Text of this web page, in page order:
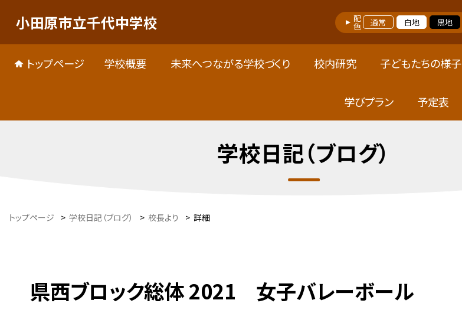
小田原市立千代中学校 配色 通常 白地 黒地
トップページ 学校概要 未来へつながる学校づくり 校内研究 子どもたちの様子
学びプラン 予定表
学校日記（ブログ）
トップページ > 学校日記（ブログ） > 校長より > 詳細
県西ブロック総体 2021 女子バレーボール